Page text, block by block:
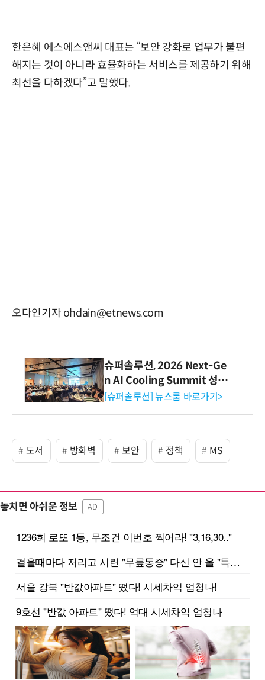
한은혜 에스에스앤씨 대표는 “보안 강화로 업무가 불편
해지는 것이 아니라 효율화하는 서비스를 제공하기 위해
최선을 다하겠다”고 말했다.
오다인기자 ohdain@etnews.com
슈퍼솔루션, 2026 Next-Ge
n AI Cooling Summit 성황
리 성료
[슈퍼솔루션] 뉴스룸 바로가기>
도서 방화벽 보안 정책 MS
놓치면 아쉬운 정보 AD